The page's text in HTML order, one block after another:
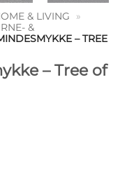
& LIVING
»
&
– TREE
– Tree of